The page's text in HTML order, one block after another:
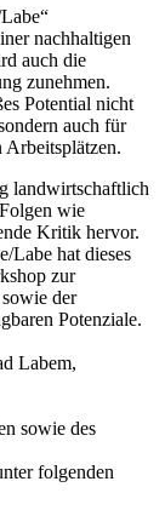
nachhaltigen
auch die
zunehmen.
Potential nicht
auch für
landwirtschaftlich
wie
Kritik hervor.
Labe hat dieses
zur
der
Potenziale.
Labem,
sowie des
folgenden